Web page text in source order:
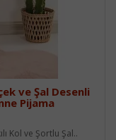
ve Şal Desenli
Pijama
Kol ve Şortlu Şal..